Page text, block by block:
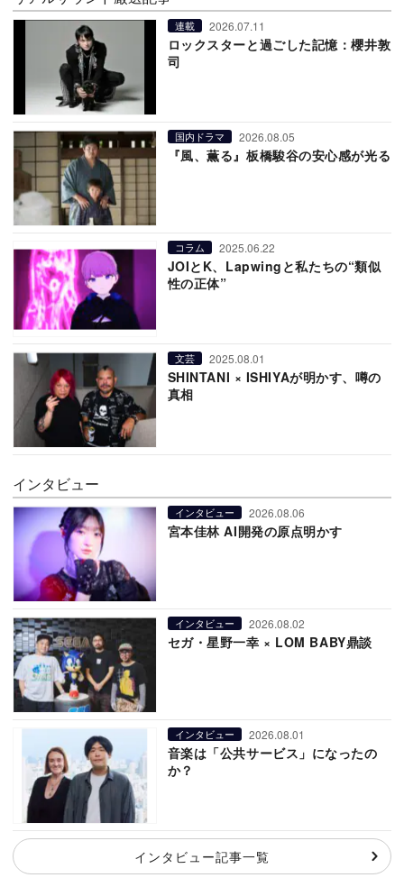
連載 2026.07.11
ロックスターと過ごした記憶：櫻井敦
司
国内ドラマ 2026.08.05
『風、薫る』板橋駿谷の安心感が光る
コラム 2025.06.22
JOIとK、Lapwingと私たちの“類似
性の正体”
文芸 2025.08.01
SHINTANI × ISHIYAが明かす、噂の
真相
インタビュー
インタビュー 2026.08.06
宮本佳林 AI開発の原点明かす
インタビュー 2026.08.02
セガ・星野一幸 × LOM BABY鼎談
インタビュー 2026.08.01
音楽は「公共サービス」になったの
か？
インタビュー記事一覧